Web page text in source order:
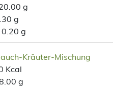
g
g
0.20 g
Kräuter-Mischung
Kcal
g